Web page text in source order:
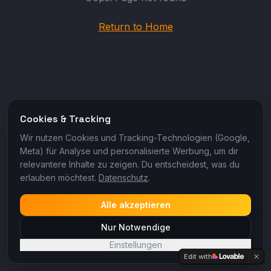
Return to Home
Cookies & Tracking
Wir nutzen Cookies und Tracking-Technologien (Google,
Meta) für Analyse und personalisierte Werbung, um dir
relevantere Inhalte zu zeigen. Du entscheidest, was du
erlauben möchtest. Datenschutz.
Alle akzeptieren
Nur Notwendige
Einstellungen
Edit with